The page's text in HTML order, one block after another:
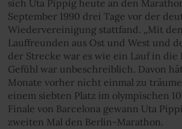
sich Uta Pippig heute an den
September 1990 drei Tage vor der
Wiedervereinigung stattfand. „Mit
Lauffreunden aus Ost und West und
der Strecke war es wie ein Lauf in die
Gefühl war unbeschreiblich. Davon
Monate vorher nicht einmal zu
einem siebten Platz im olympischen
Finale von Barcelona gewann Uta
zweiten Mal den Berlin-Marathon.